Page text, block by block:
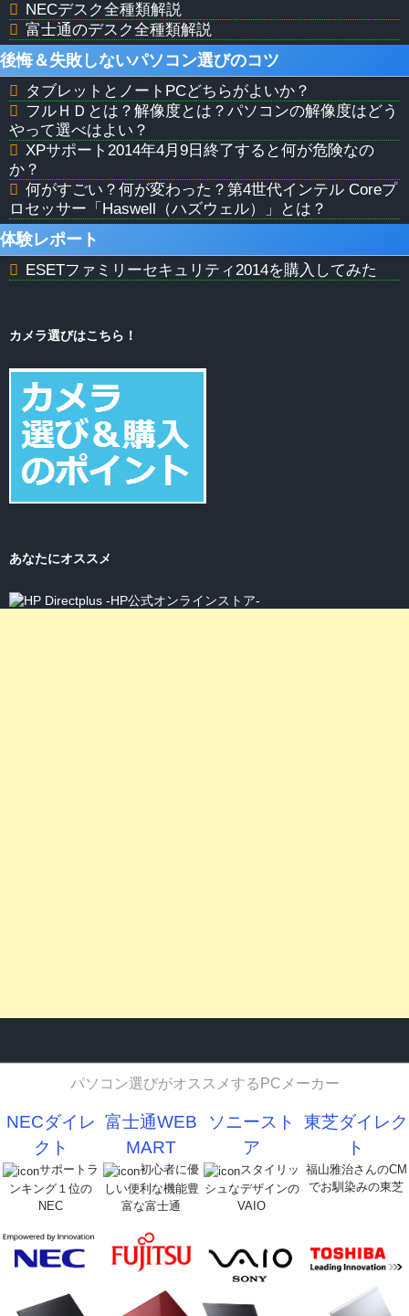
NECデスク全種類解説
富士通のデスク全種類解説
後悔＆失敗しないパソコン選びのコツ
タブレットとノートPCどちらがよいか？
フルＨＤとは？解像度とは？パソコンの解像度はどう
やって選べはよい？
XPサポート2014年4月9日終了すると何が危険なの
か？
何がすごい？何が変わった？第4世代インテル Coreプ
ロセッサー「Haswell（ハズウェル）」とは？
体験レポート
ESETファミリーセキュリティ2014を購入してみた
カメラ選びはこちら！
あなたにオススメ
パソコン選びがオススメするPCメーカー
NECダイレ
クト
サポートラ
ンキング１位の
NEC
富士通WEB
MART
初心者に優
しい便利な機能豊
富な富士通
ソニースト
ア
スタイリッ
シュなデザインの
VAIO
東芝ダイレク
ト
福山雅治さんのCM
でお馴染みの東芝